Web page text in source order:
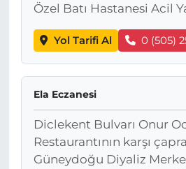
Özel Batı Hastanesi Acil
Yol Tarifi Al 0 (505)
Ela Eczanesi
Diclekent Bulvarı Onur
Restaurantının karşı
Güneydoğu Diyaliz